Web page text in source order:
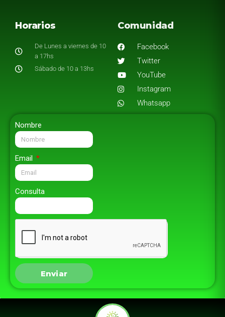
Horarios
De Lunes a viernes de 10
a 17hs
Sábado de 10 a 13hs
Comunidad
Facebook
Twitter
YouTube
Instagram
Whatsapp
Nombre
Email
Consulta
Enviar